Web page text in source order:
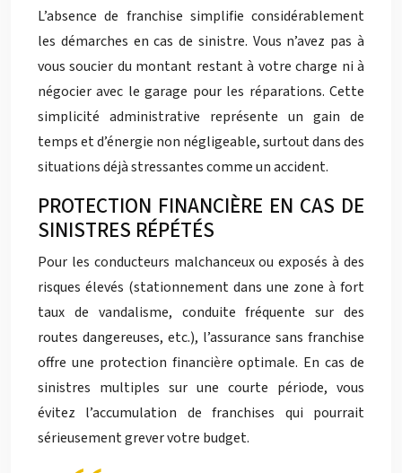
L’absence de franchise simplifie considérablement
les démarches en cas de sinistre. Vous n’avez pas à
vous soucier du montant restant à votre charge ni à
négocier avec le garage pour les réparations. Cette
simplicité administrative représente un gain de
temps et d’énergie non négligeable, surtout dans des
situations déjà stressantes comme un accident.
PROTECTION FINANCIÈRE EN CAS DE
SINISTRES RÉPÉTÉS
Pour les conducteurs malchanceux ou exposés à des
risques élevés (stationnement dans une zone à fort
taux de vandalisme, conduite fréquente sur des
routes dangereuses, etc.), l’assurance sans franchise
offre une protection financière optimale. En cas de
sinistres multiples sur une courte période, vous
évitez l’accumulation de franchises qui pourrait
sérieusement grever votre budget.